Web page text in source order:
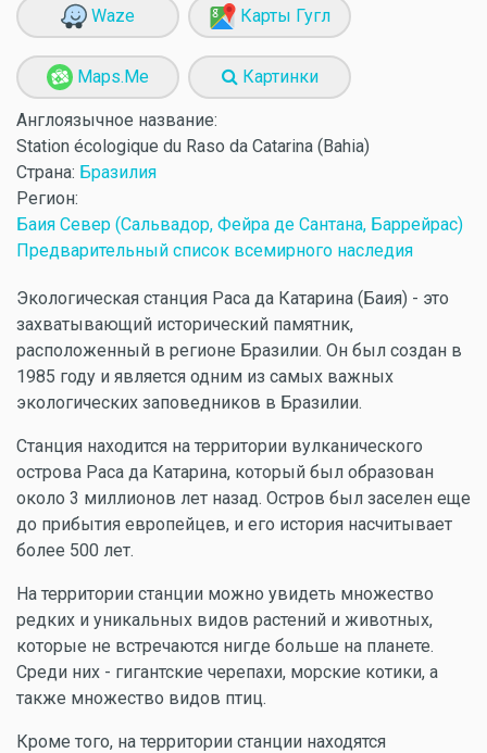
Waze Карты Гугл
Maps.Me Картинки
Англоязычное название:
Station écologique du Raso da Catarina (Bahia)
Страна: Бразилия
Регион:
Баия Север (Сальвадор, Фейра де Сантана, Баррейрас)
Предварительный список всемирного наследия
Экологическая станция Раса да Катарина (Баия) - это
захватывающий исторический памятник,
расположенный в регионе Бразилии. Он был создан в
1985 году и является одним из самых важных
экологических заповедников в Бразилии.
Станция находится на территории вулканического
острова Раса да Катарина, который был образован
около 3 миллионов лет назад. Остров был заселен еще
до прибытия европейцев, и его история насчитывает
более 500 лет.
На территории станции можно увидеть множество
редких и уникальных видов растений и животных,
которые не встречаются нигде больше на планете.
Среди них - гигантские черепахи, морские котики, а
также множество видов птиц.
Кроме того, на территории станции находятся